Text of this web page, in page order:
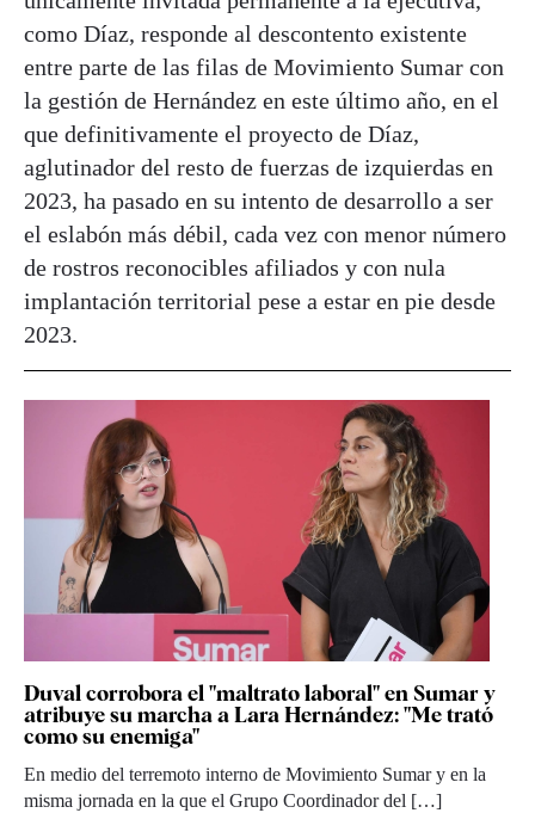
como Díaz, responde al descontento existente
entre parte de las filas de Movimiento Sumar con
la gestión de Hernández en este último año, en el
que definitivamente el proyecto de Díaz,
aglutinador del resto de fuerzas de izquierdas en
2023, ha pasado en su intento de desarrollo a ser
el eslabón más débil, cada vez con menor número
de rostros reconocibles afiliados y con nula
implantación territorial pese a estar en pie desde
2023.
Duval corrobora el "maltrato laboral" en Sumar y
atribuye su marcha a Lara Hernández: "Me trató
como su enemiga"
En medio del terremoto interno de Movimiento Sumar y en la
misma jornada en la que el Grupo Coordinador del […]